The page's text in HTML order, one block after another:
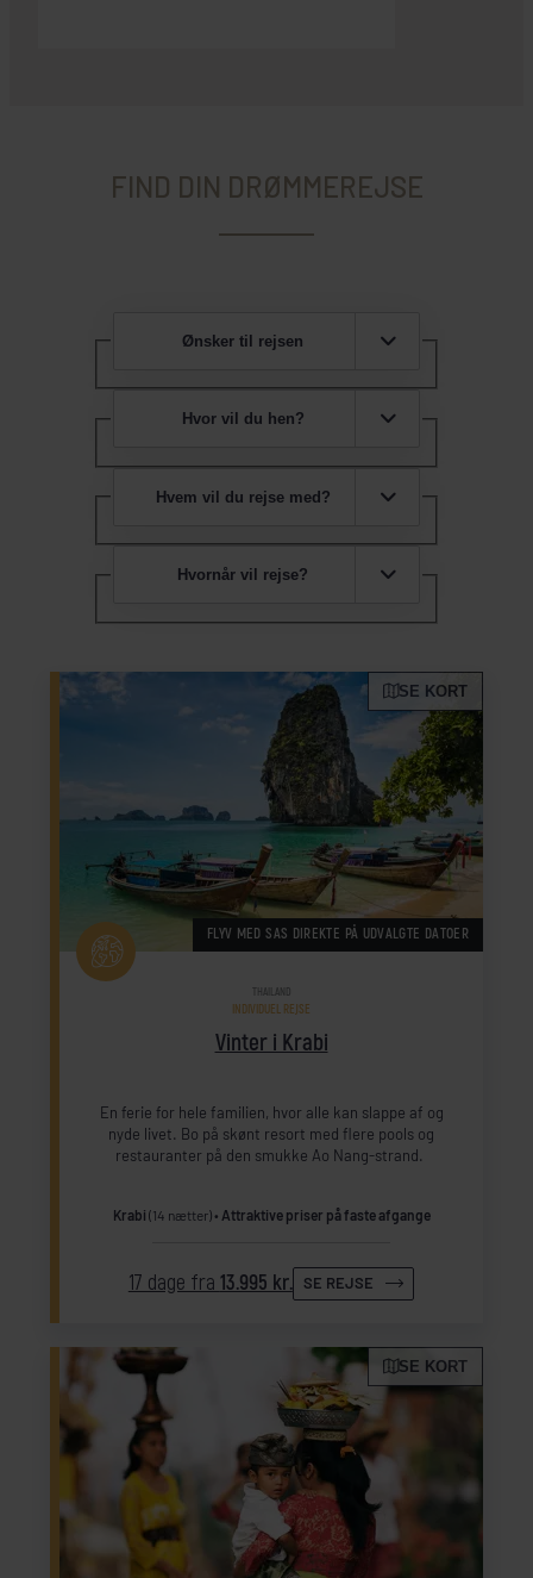
FIND DIN DRØMMEREJSE
Ønsker til rejsen
Hvor vil du hen?
Hvem vil du rejse med?
Hvornår vil rejse?
SE KORT
FLYV MED SAS DIREKTE PÅ UDVALGTE DATOER
Vinter i Krabi
THAILAND
INDIVIDUEL REJSE
En ferie for hele familien, hvor alle kan slappe af og
nyde livet. Bo på skønt resort med flere pools og
restauranter på den smukke Ao Nang-strand.
Krabi (14 nætter) Attraktive priser på faste afgange
17 dage fra 13.995 kr. SE REJSE
SE KORT